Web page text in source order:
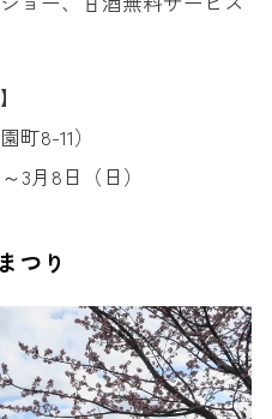
8-11）
3月8日（日）
つり